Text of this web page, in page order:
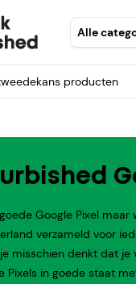
Alle
producten
Google Pixel
verzameld voor
misschien denkt dat je
Pixels in goede staat